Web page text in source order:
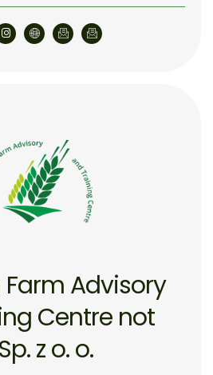
Farm Advisory
Centre not
z o. o.